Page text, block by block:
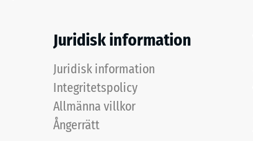
Juridisk information
Juridisk information
Integritetspolicy
Allmänna villkor
Ångerrätt